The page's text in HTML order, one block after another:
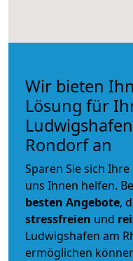
Wir bieten
Lösung für
Rondorf an
Sparen Sie sich
uns Ihnen helfen.
besten Angebote,
stressfreien und
Ludwigshafen am
ermöglichen